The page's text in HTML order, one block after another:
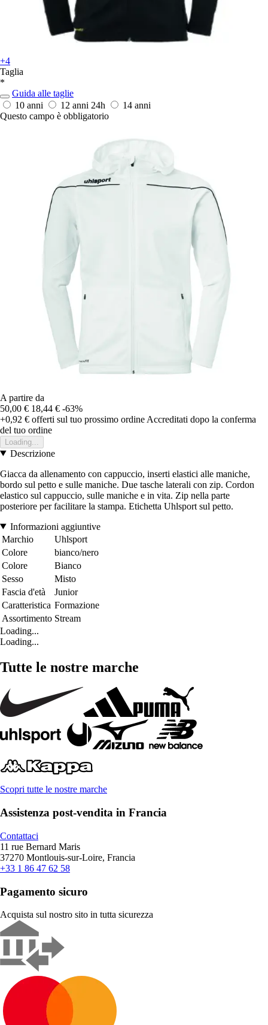
+4
Taglia
*
Guida alle taglie
10 anni
12 anni 24h
14 anni
Questo campo è obbligatorio
A partire da
50,00 € 18,44 € -63%
+0,92 € offerti sul tuo prossimo ordine Accreditati dopo la conferma
del tuo ordine
Loading...
Descrizione
Giacca da allenamento con cappuccio, inserti elastici alle maniche,
bordo sul petto e sulle maniche. Due tasche laterali con zip. Cordon
elastico sul cappuccio, sulle maniche e in vita. Zip nella parte
posteriore per facilitare la stampa. Etichetta Uhlsport sul petto.
Informazioni aggiuntive
Marchio
Uhlsport
Colore
bianco/nero
Colore
Bianco
Sesso
Misto
Fascia d'età
Junior
Caratteristica Formazione
Assortimento Stream
Loading...
Loading...
Tutte le nostre marche
Scopri tutte le nostre marche
Assistenza post-vendita in Francia
Contattaci
11 rue Bernard Maris
37270 Montlouis-sur-Loire, Francia
+33 1 86 47 62 58
Pagamento sicuro
Acquista sul nostro sito in tutta sicurezza